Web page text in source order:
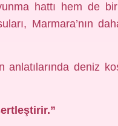
hattı hem de
Marmara’nın
deniz